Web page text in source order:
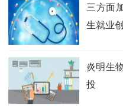
三方面
生就业
炎明生
投